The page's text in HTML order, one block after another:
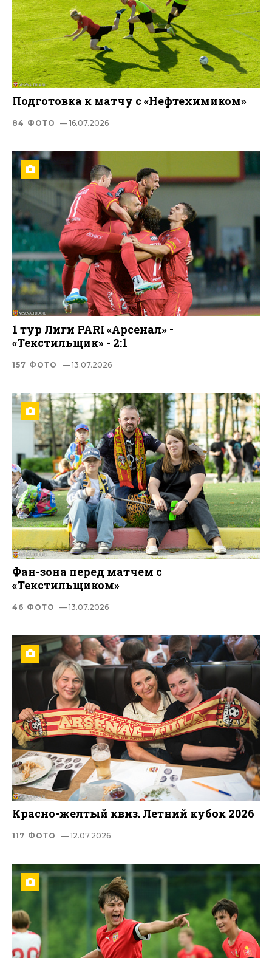
Подготовка к матчу с «Нефтехимиком»
84 ФОТО — 16.07.2026
1 тур Лиги PARI «Арсенал» -
«Текстильщик» - 2:1
157 ФОТО — 13.07.2026
Фан-зона перед матчем с
«Текстильщиком»
46 ФОТО — 13.07.2026
Красно-желтый квиз. Летний кубок 2026
117 ФОТО — 12.07.2026